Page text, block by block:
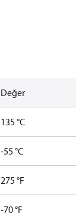
Değer
135 °C
-55 °C
275 °F
-70 °F